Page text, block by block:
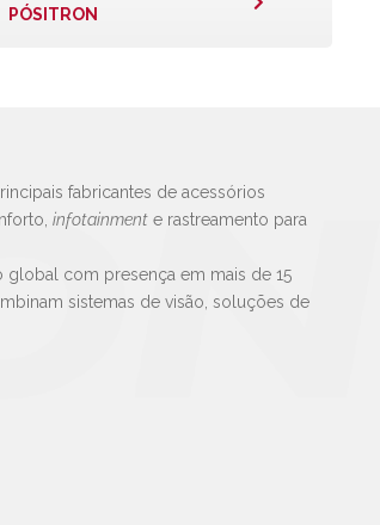
PÓSITRON
fabricantes de acessórios
infotainment e rastreamento para
global com presença em mais de 15
sistemas de visão, soluções de